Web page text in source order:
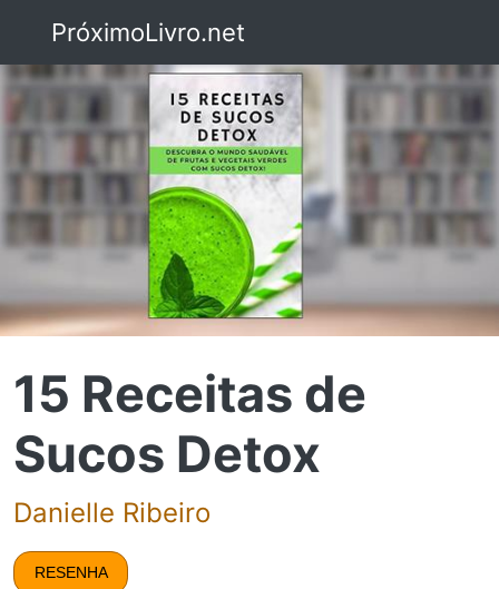
PróximoLivro.net
15 Receitas de
Sucos Detox
Danielle Ribeiro
RESENHA